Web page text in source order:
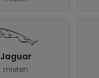
Jaguar
mieten